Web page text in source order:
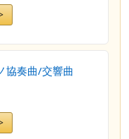
協奏曲/交響曲